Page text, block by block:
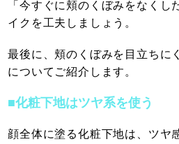
「今すぐに頬のくぼみをなくし
イクを工夫しましょう。
最後に、頬のくぼみを目立ちに
についてご紹介します。
■化粧下地はツヤ系を使う
顔全体に塗る化粧下地は、ツヤ